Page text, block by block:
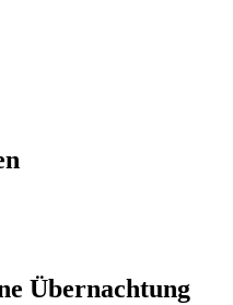
Übernachtung